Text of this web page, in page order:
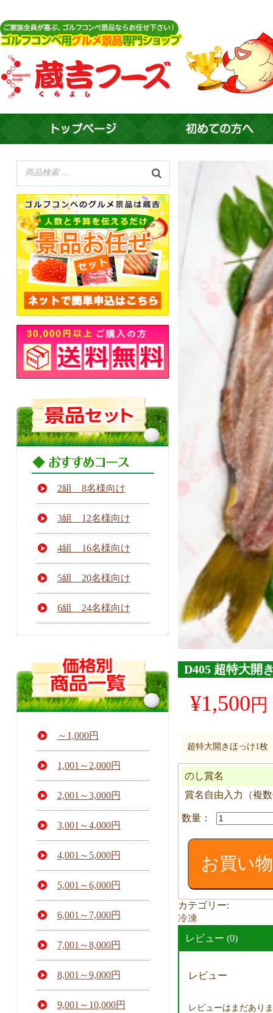
2組 8名様向け
3組 12名様向け
4組 16名様向け
5組 20名様向け
6組 24名様向け
～1,000円
1,001～2,000円
2,001～3,000円
3,001～4,000円
4,001～5,000円
5,001～6,000円
6,001～7,000円
7,001～8,000円
8,001～9,000円
9,001～10,000円
D405 超特大開
¥1,500
超特大開きほっけ1枚
のし賞名
賞名自由入力（複
超
開
き
っ
け
1
お買い
カテゴリー:
冷凍
レビュー (0)
レビュー
レビューはまだあり